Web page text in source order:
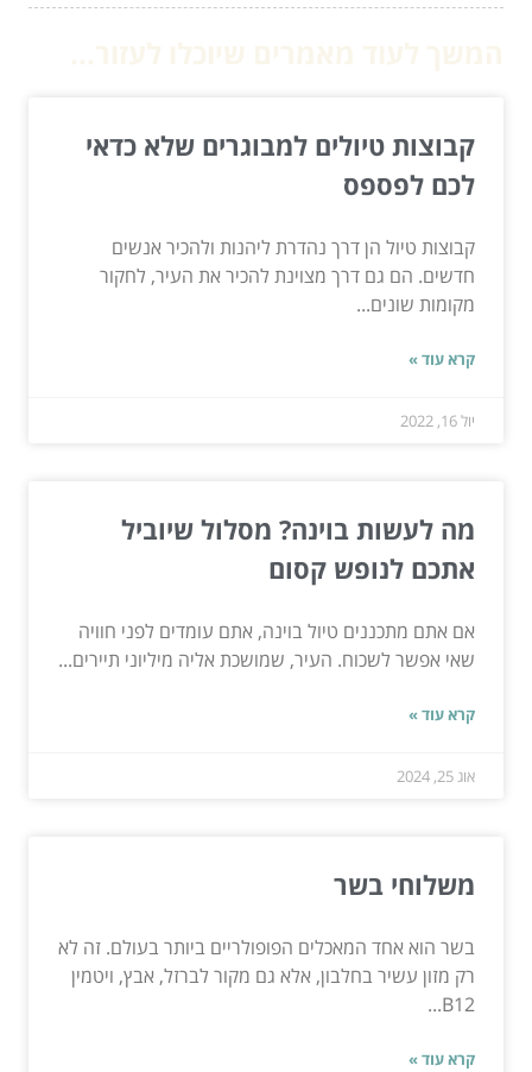
קבוצות טיולים למבוגרים שלא כדאי
לכם לפספס
קבוצות טיול הן דרך נהדרת ליהנות ולהכיר אנשים
חדשים. הם גם דרך מצוינת להכיר את העיר, לחקור
מקומות שונים...
קרא עוד »
יול 16, 2022
מה לעשות בוינה? מסלול שיוביל
אתכם לנופש קסום
אם אתם מתכננים טיול בוינה, אתם עומדים לפני חוויה
שאי אפשר לשכוח. העיר, שמושכת אליה מיליוני תיירים...
קרא עוד »
אוג 25, 2024
משלוחי בשר
בשר הוא אחד המאכלים הפופולריים ביותר בעולם. זה לא
רק מזון עשיר בחלבון, אלא גם מקור לברזל, אבץ, ויטמין
B12...
קרא עוד »